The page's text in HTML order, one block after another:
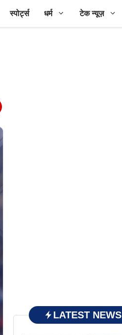
स्पोर्ट्स धर्म टेक न्यूज़
LATEST NEWS